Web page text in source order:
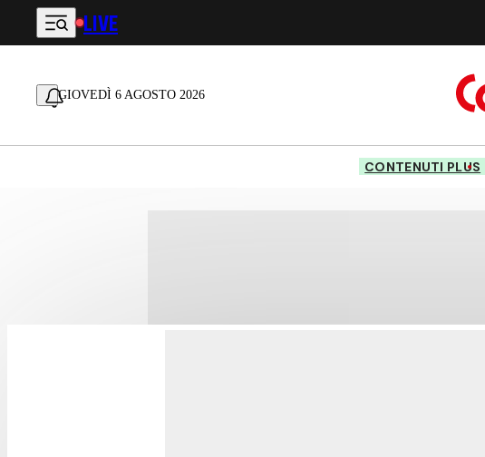
Vai al contenuto principale
LIVE
GIOVEDÌ 6 AGOSTO 2026
CONTENUTI PLUS